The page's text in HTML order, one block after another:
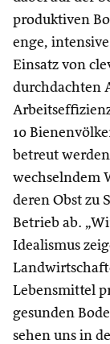
produktiven
enge,
Einsatz von
durchdachten
10
betreut
wechselndem
deren Obst zu
Betrieb ab.
Idealismus
Lebensmittel
gesunden
sehen uns in